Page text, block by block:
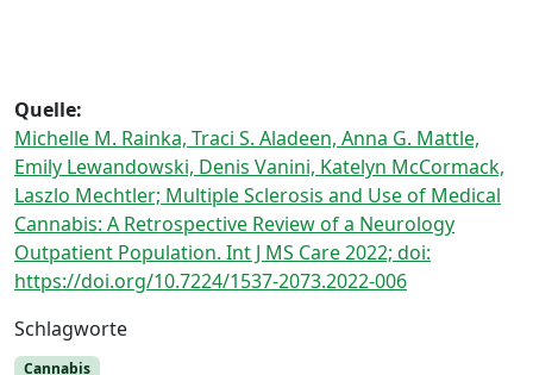
Quelle:
Michelle M. Rainka, Traci S. Aladeen, Anna G. Mattle,
Emily Lewandowski, Denis Vanini, Katelyn McCormack,
Laszlo Mechtler; Multiple Sclerosis and Use of Medical
Cannabis: A Retrospective Review of a Neurology
Outpatient Population. Int J MS Care 2022; doi:
https://doi.org/10.7224/1537-2073.2022-006
Schlagworte
Cannabis